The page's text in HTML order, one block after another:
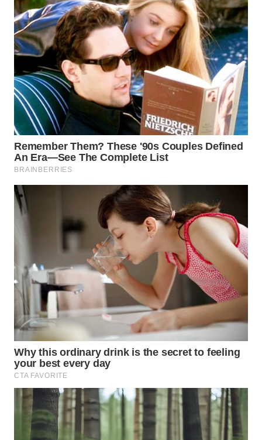
KARO
WN
SIMALUNGUN
WN
LABUHANBATU
WN
TAPANULI
TENGAH
SERDANG
WN
PAKPAK
WN
KARAWANG
WN
BEKASI
WN
BOGOR